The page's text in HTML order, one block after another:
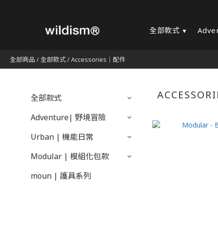
全部款式
全部商品/全部款式/Accessories｜配件
全部款式
Adventure| 野境冒險
Urban | 機能日常
Modular | 模組化包款
moun | 護具系列